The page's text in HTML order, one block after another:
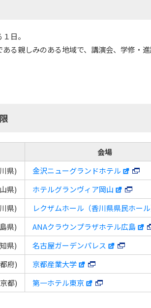
日。
る親しみのある地域で、講演会、学修・
会場
県) 金沢ニューグランドホテル
県) ホテルグランヴィア岡山
県) レクザムホール（香川県県民ホール
県) ANAクラウンプラザホテル広島
県)
名古屋ガーデンパレス
府)
京都産業大学
都) 第一ホテル東京